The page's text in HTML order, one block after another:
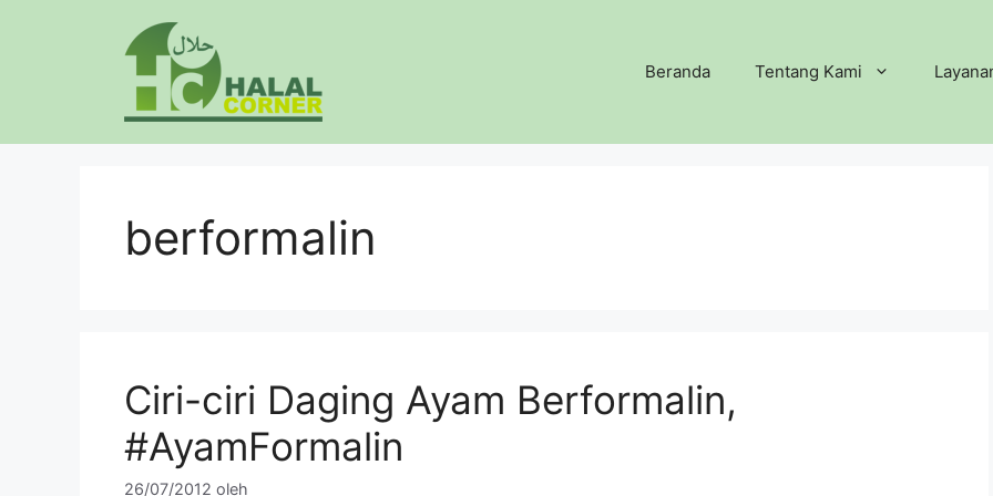
Beranda Tentang Kami
berformalin
Ciri-ciri Daging Ayam Berformalin,
‪#AyamFormalin
26/07/2012 oleh